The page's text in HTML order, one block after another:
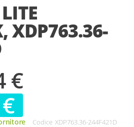
XDP763.36-
€
Codice XDP763.36-244F421D